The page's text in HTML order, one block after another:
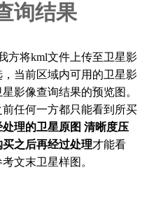
询结果
方将kml文件上传至卫星影
，当前区域内可用的卫星影
影像查询结果的预览图。
前任何一方都只能看到所买
处理的卫星原图 清晰度压
买之后再经过处理才能看
文末卫星样图。